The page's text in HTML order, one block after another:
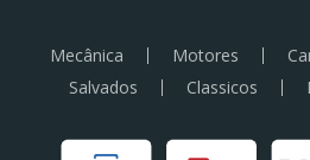
Mecânica Motores
Salvados
Classicos